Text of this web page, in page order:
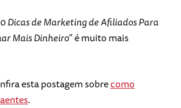
Dicas de Marketing de Afiliados Para
Mais Dinheiro” é muito mais
esta postagem sobrecomo
.